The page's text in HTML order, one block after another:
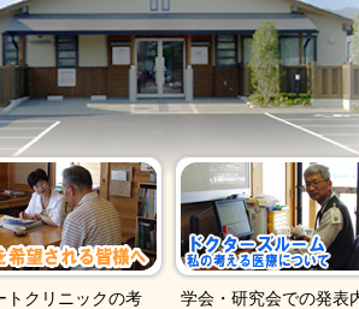
トクリニックの考
学会・研究会での発表